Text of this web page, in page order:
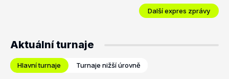
Další expres zprávy
Aktuální turnaje
Hlavní turnaje Turnaje nižší úrovně